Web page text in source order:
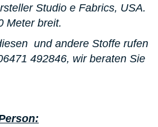
Studio e Fabrics, USA.
Meter breit.
und andere Stoffe rufen
492846, wir beraten Sie